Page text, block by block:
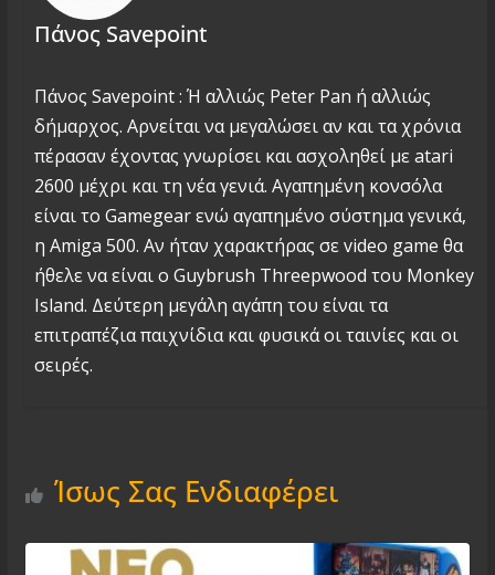
Πάνος Savepoint
Πάνος Savepoint : Ή αλλιώς Peter Pan ή αλλιώς
δήμαρχος. Αρνείται να μεγαλώσει αν και τα χρόνια
πέρασαν έχοντας γνωρίσει και ασχοληθεί με atari
2600 μέχρι και τη νέα γενιά. Αγαπημένη κονσόλα
είναι το Gamegear ενώ αγαπημένο σύστημα γενικά,
η Amiga 500. Αν ήταν χαρακτήρας σε video game θα
ήθελε να είναι ο Guybrush Threepwood του Monkey
Island. Δεύτερη μεγάλη αγάπη του είναι τα
επιτραπέζια παιχνίδια και φυσικά οι ταινίες και οι
σειρές.
Ίσως Σας Ενδιαφέρει